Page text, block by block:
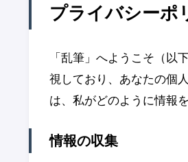
プライバシーポ
「乱筆」へようこそ（
視しており、あなたの個
は、私がどのように情報
情報の収集